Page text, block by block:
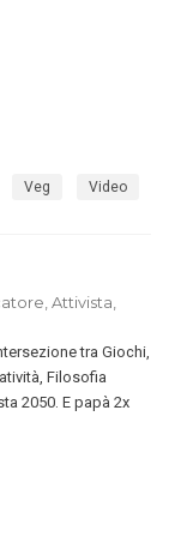
Veg Video
Attivista,
tra Giochi,
Filosofia
2050. E papà 2x